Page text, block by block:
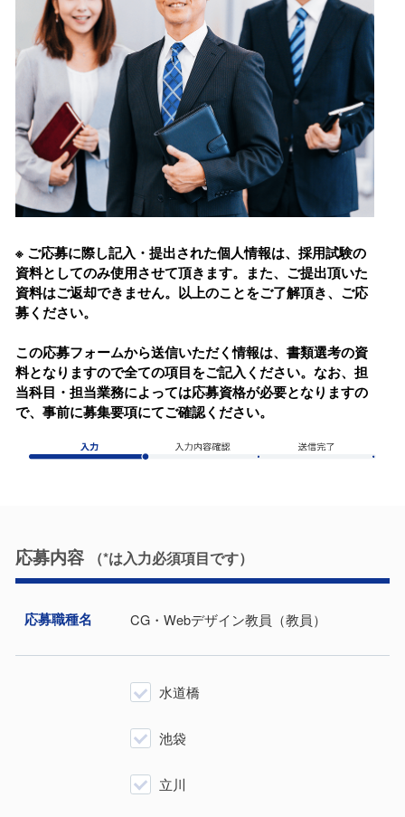
※ ご応募に際し記⼊・提出された個⼈情報は、採⽤試験の
資料としてのみ使⽤させて頂きます。また、ご提出頂いた
資料はご返却できません。以上のことをご了解頂き、ご応
募ください。
この応募フォームから送信いただく情報は、書類選考の資
料となりますので全ての項⽬をご記⼊ください。なお、担
当科⽬・担当業務によっては応募資格が必要となりますの
で、事前に募集要項にてご確認ください。
応募内容 （*は⼊⼒必須項⽬です）
応募職種名 CG・Webデザイン教員（教員）
水道橋
池袋
立川